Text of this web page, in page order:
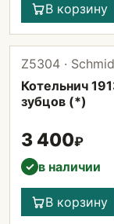
В корзину
Z5304 ·
Котельнич
зубцов (*)
3 400₽
✓ в наличии
В корзину